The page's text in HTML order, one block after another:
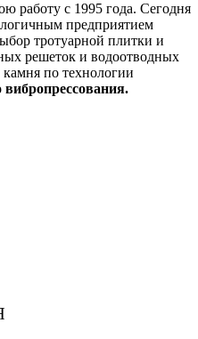
работу с 1995 года. Сегодня
предприятием
тротуарной плитки и
решеток и водоотводных
камня по технологии
вибропрессования.